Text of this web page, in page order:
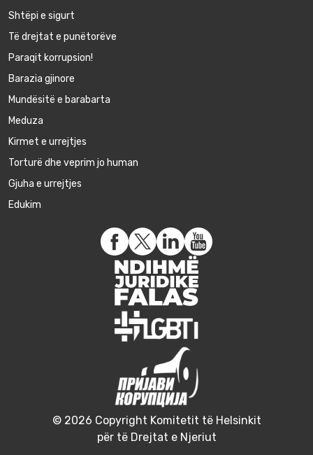
Shtëpi e sigurt
Të drejtat e punëtorëve
Paraqit korrupsion!
Barazia gjinore
Mundësitë e barabarta
Meduza
Kirmet e urrejtjes
Torturë dhe veprim jo human
Gjuha e urrejtjes
Edukim
© 2026 Copyright Komitetit të Helsinkit
për të Drejtat e Njeriut